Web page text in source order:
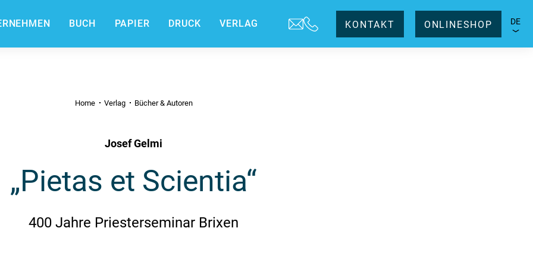
BUCH PAPIER DRUCK VERLAG KONTAKT ONLINESHOP DE
Home Verlag Bücher & Autoren
Josef Gelmi
„Pietas et Scientia“
400 Jahre Priesterseminar Brixen